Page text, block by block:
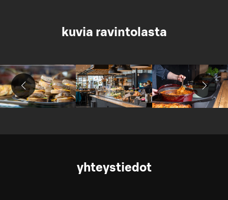
kuvia ravintolasta
yhteystiedot